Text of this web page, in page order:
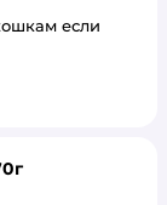
если